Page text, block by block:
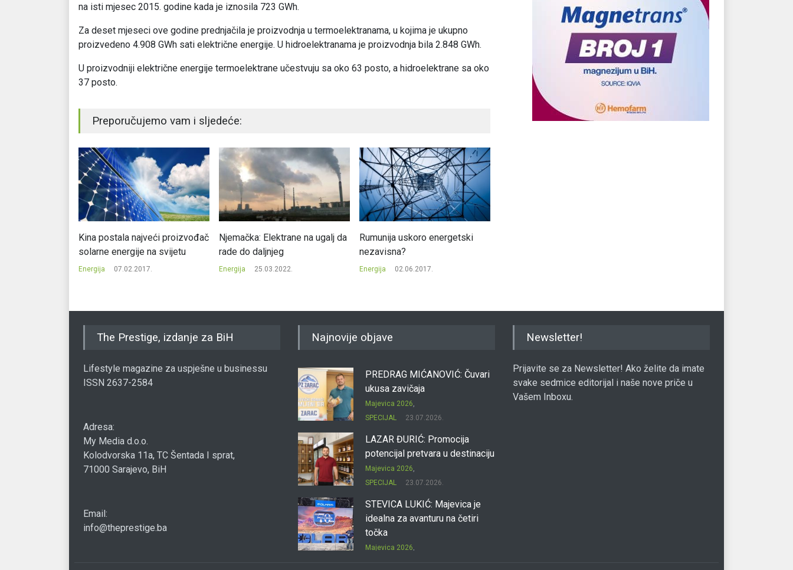
na isti mjesec 2015. godine kada je iznosila 723 GWh.
Za deset mjeseci ove godine prednjačila je proizvodnja u termoelektranama, u kojima je ukupno
proizvedeno 4.908 GWh sati električne energije. U hidroelektranama je proizvodnja bila 2.848 GWh.
U proizvodniji električne energije termoelektrane učestvuju sa oko 63 posto, a hidroelektrane sa oko
37 posto.
Preporučujemo vam i sljedeće:
Kina postala najveći proizvođač
solarne energije na svijetu
Energija 07.02.2017.
Njemačka: Elektrane na ugalj da
rade do daljnjeg
Energija 25.03.2022.
Rumunija uskoro energetski
nezavisna?
Energija 02.06.2017.
The Prestige, izdanje za BiH
Lifestyle magazine za uspješne u businessu
ISSN 2637-2584
Adresa:
My Media d.o.o.
Kolodvorska 11a, TC Šentada I sprat,
71000 Sarajevo, BiH
Email:
info@theprestige.ba
Najnovije objave
PREDRAG MIĆANOVIĆ: Čuvari
ukusa zavičaja
Majevica 2026
SPECIJAL
23.07.2026.
LAZAR ĐURIĆ: Promocija
potencijal pretvara u destinaciju
Majevica 2026
SPECIJAL
23.07.2026.
STEVICA LUKIĆ: Majevica je
idealna za avanturu na četiri
točka
Majevica 2026
Newsletter!
Prijavite se za Newsletter! Ako želite da imate
svake sedmice editorijal i naše nove priče u
Vašem Inboxu.